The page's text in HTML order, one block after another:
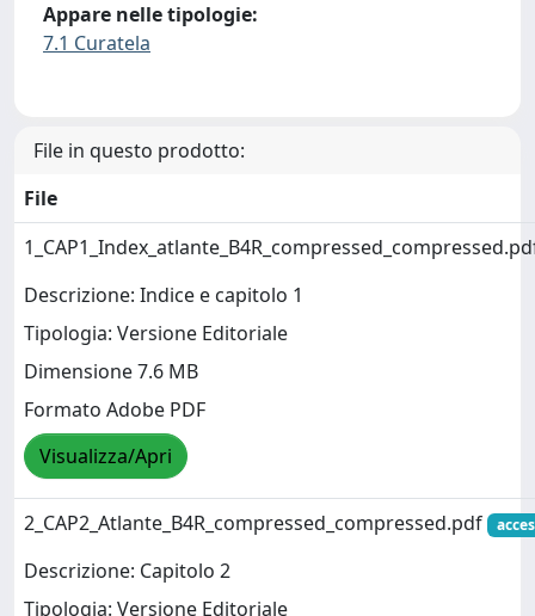
Appare nelle tipologie:
7.1 Curatela
File in questo prodotto:
File
Descrizione: Indice e capitolo 1
Tipologia: Versione Editoriale
Dimensione 7.6 MB
Formato Adobe PDF
Visualizza/Apri
2_CAP2_Atlante_B4R_compressed_compressed.pdf
Descrizione: Capitolo 2
Tipologia: Versione Editoriale